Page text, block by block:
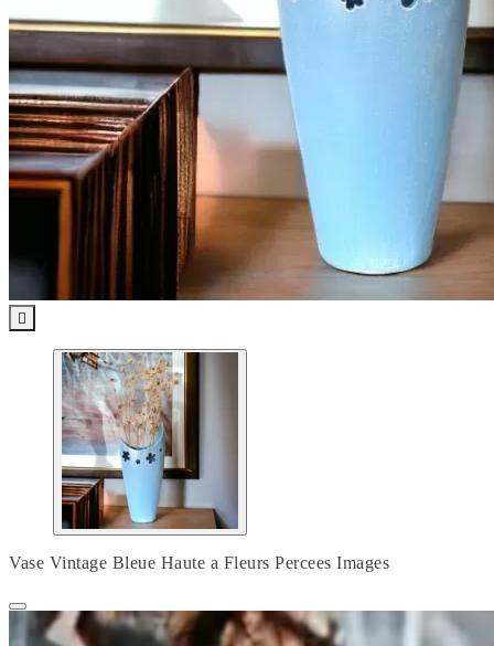

Vase Vintage Bleue Haute a Fleurs Percees Images